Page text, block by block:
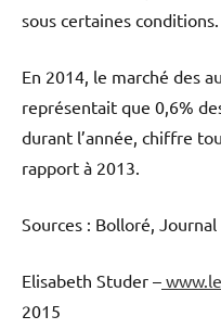
sous certaines conditions.
En 2014, le marché des
représentait que 0,6%
durant l’année, chiffre
rapport à 2013.
Sources : Bolloré,
Elisabeth Studer –
2015